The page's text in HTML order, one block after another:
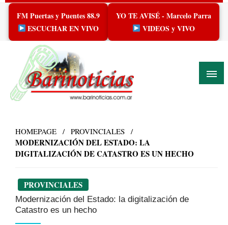
Skip
content
FM Puertas y Puentes 88.9
ESCUCHAR EN VIVO
YO TE AVISÉ - Marcelo Parra
VIDEOS y VIVO
HOMEPAGE PROVINCIALES
MODERNIZACIÓN DEL ESTADO: LA
DIGITALIZACIÓN DE CATASTRO ES UN HECHO
PROVINCIALES
Modernización del Estado: la digitalización de
Catastro es un hecho